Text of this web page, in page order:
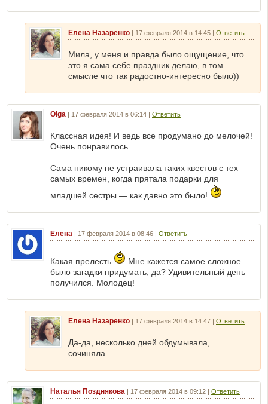
Елена Назаренко | 17 февраля 2014 в 14:45 | Ответить
Мила, у меня и правда было ощущение, что
это я сама себе праздник делаю, в том
смысле что так радостно-интересно было))
Olga | 17 февраля 2014 в 06:14 | Ответить
Классная идея! И ведь все продумано до мелочей!
Очень понравилось.
Сама никому не устраивала таких квестов с тех
самых времен, когда прятала подарки для
младшей сестры — как давно это было!
Елена | 17 февраля 2014 в 08:46 | Ответить
Какая прелесть
Мне кажется самое сложное
было загадки придумать, да? Удивительный день
получился. Молодец!
Елена Назаренко | 17 февраля 2014 в 14:47 | Ответить
Да-да, несколько дней обдумывала,
сочиняла...
Наталья Позднякова | 17 февраля 2014 в 09:12 | Ответить